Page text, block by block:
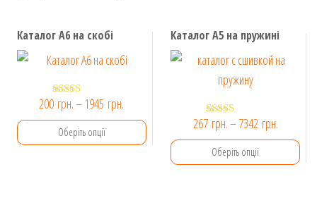
Каталог A6 на скобі
Оцінено в
200 грн.–1945 грн.
цін:
від
Оберіть опції
Каталог A5 на пружині
Оцінено в
267 грн.–7342 грн.
цін:
від
Оберіть опції